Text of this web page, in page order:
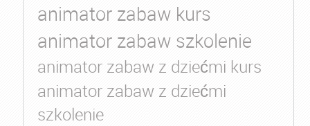
animator zabaw kurs
animator zabaw szkolenie
animator zabaw z dziećmi kurs
animator zabaw z dziećmi
szkolenie